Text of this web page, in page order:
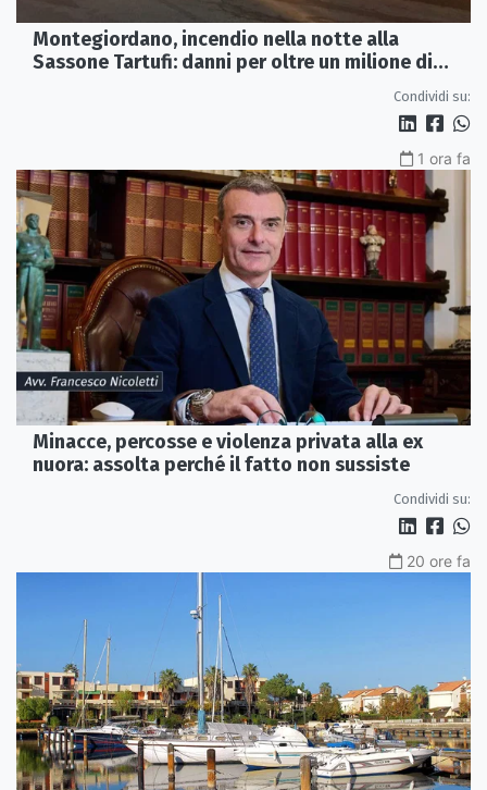
Montegiordano, incendio nella notte alla
Sassone Tartufi: danni per oltre un milione di
Condividi su:
1 ora fa
Minacce, percosse e violenza privata alla ex
nuora: assolta perché il fatto non sussiste
Condividi su:
20 ore fa